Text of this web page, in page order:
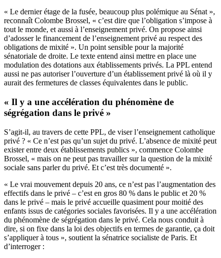
« Le dernier étage de la fusée, beaucoup plus polémique au Sénat »,
reconnaît Colombe Brossel, « c’est dire que l’obligation s’impose à
tout le monde, et aussi à l’enseignement privé. On propose ainsi
d’adosser le financement de l’enseignement privé au respect des
obligations de mixité ». Un point sensible pour la majorité
sénatoriale de droite. Le texte entend ainsi mettre en place une
modulation des dotations aux établissements privés. La PPL entend
aussi ne pas autoriser l’ouverture d’un établissement privé là où il y
aurait des fermetures de classes équivalentes dans le public.
« Il y a une accélération du phénomène de
ségrégation dans le privé »
S’agit-il, au travers de cette PPL, de viser l’enseignement catholique
privé ? « Ce n’est pas qu’un sujet du privé. L’absence de mixité peut
exister entre deux établissements publics », commence Colombe
Brossel, « mais on ne peut pas travailler sur la question de la mixité
sociale sans parler du privé. Et c’est très documenté ».
« Le vrai mouvement depuis 20 ans, ce n’est pas l’augmentation des
effectifs dans le privé – c’est en gros 80 % dans le public et 20 %
dans le privé – mais le privé accueille quasiment pour moitié des
enfants issus de catégories sociales favorisées. Il y a une accélération
du phénomène de ségrégation dans le privé. Cela nous conduit à
dire, si on fixe dans la loi des objectifs en termes de garantie, ça doit
s’appliquer à tous », soutient la sénatrice socialiste de Paris. Et
d’interroger :